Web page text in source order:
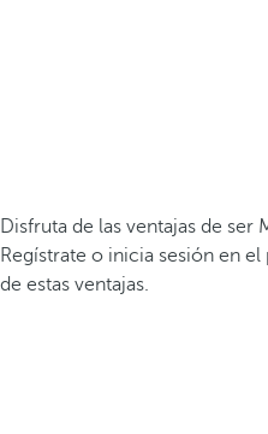
Disfruta de las ventajas de ser
Regístrate o inicia sesión en
de estas ventajas.